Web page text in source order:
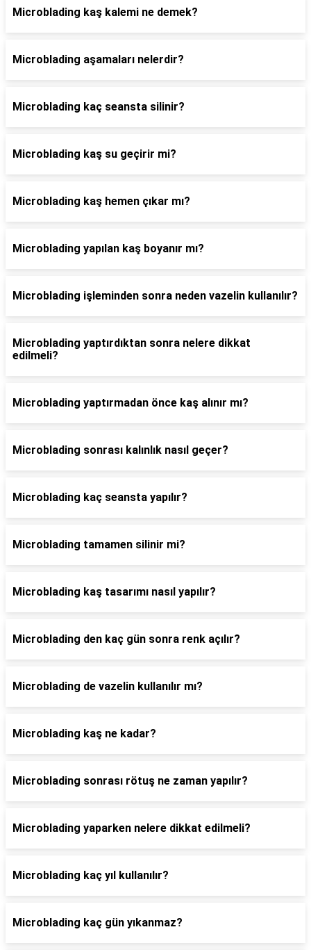
Microblading kaş kalemi ne demek?
Microblading aşamaları nelerdir?
Microblading kaç seansta silinir?
Microblading kaş su geçirir mi?
Microblading kaş hemen çıkar mı?
Microblading yapılan kaş boyanır mı?
Microblading işleminden sonra neden vazelin kullanılır?
Microblading yaptırdıktan sonra nelere dikkat
edilmeli?
Microblading yaptırmadan önce kaş alınır mı?
Microblading sonrası kalınlık nasıl geçer?
Microblading kaç seansta yapılır?
Microblading tamamen silinir mi?
Microblading kaş tasarımı nasıl yapılır?
Microblading den kaç gün sonra renk açılır?
Microblading de vazelin kullanılır mı?
Microblading kaş ne kadar?
Microblading sonrası rötuş ne zaman yapılır?
Microblading yaparken nelere dikkat edilmeli?
Microblading kaç yıl kullanılır?
Microblading kaç gün yıkanmaz?